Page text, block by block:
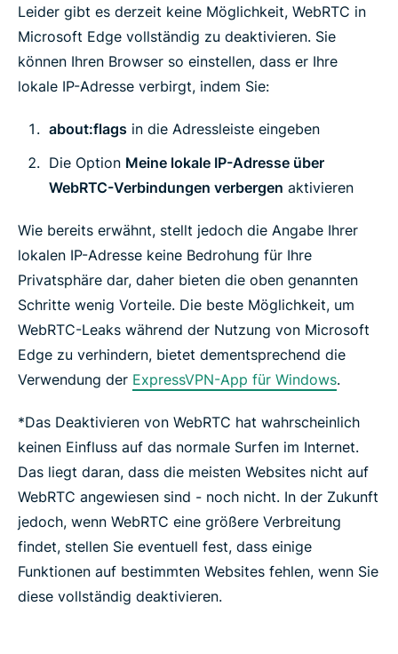
Leider gibt es derzeit keine Möglichkeit, WebRTC in
Microsoft Edge vollständig zu deaktivieren. Sie
können Ihren Browser so einstellen, dass er Ihre
lokale IP-Adresse verbirgt, indem Sie:
about:flags in die Adressleiste eingeben
Die Option Meine lokale IP-Adresse über
WebRTC-Verbindungen verbergen aktivieren
Wie bereits erwähnt, stellt jedoch die Angabe Ihrer
lokalen IP-Adresse keine Bedrohung für Ihre
Privatsphäre dar, daher bieten die oben genannten
Schritte wenig Vorteile. Die beste Möglichkeit, um
WebRTC-Leaks während der Nutzung von Microsoft
Edge zu verhindern, bietet dementsprechend die
Verwendung der ExpressVPN-App für Windows.
*Das Deaktivieren von WebRTC hat wahrscheinlich
keinen Einfluss auf das normale Surfen im Internet.
Das liegt daran, dass die meisten Websites nicht auf
WebRTC angewiesen sind - noch nicht. In der Zukunft
jedoch, wenn WebRTC eine größere Verbreitung
findet, stellen Sie eventuell fest, dass einige
Funktionen auf bestimmten Websites fehlen, wenn Sie
diese vollständig deaktivieren.